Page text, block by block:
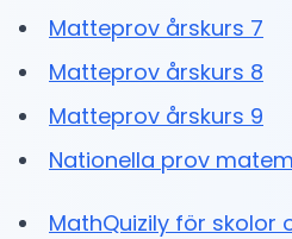
Matteprov årskurs 7
Matteprov årskurs 8
Matteprov årskurs 9
Nationella prov
MathQuizily för skolor